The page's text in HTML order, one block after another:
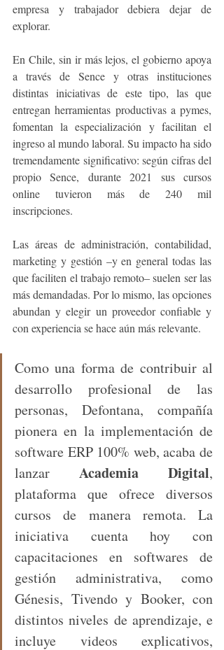
empresa y trabajador debiera dejar de
explorar.
En Chile, sin ir más lejos, el gobierno apoya
a través de Sence y otras instituciones
distintas iniciativas de este tipo, las que
entregan herramientas productivas a pymes,
fomentan la especialización y facilitan el
ingreso al mundo laboral. Su impacto ha sido
tremendamente significativo: según cifras del
propio Sence, durante 2021 sus cursos
online tuvieron más de 240 mil
inscripciones.
Las áreas de administración, contabilidad,
marketing y gestión –y en general todas las
que faciliten el trabajo remoto– suelen ser las
más demandadas. Por lo mismo, las opciones
abundan y elegir un proveedor confiable y
con experiencia se hace aún más relevante.
Como una forma de contribuir al
desarrollo profesional de las
personas, Defontana, compañía
pionera en la implementación de
software ERP 100% web, acaba de
lanzar Academia Digital,
plataforma que ofrece diversos
cursos de manera remota. La
iniciativa cuenta hoy con
capacitaciones en softwares de
gestión administrativa, como
Génesis, Tivendo y Booker, con
distintos niveles de aprendizaje, e
incluye videos explicativos,